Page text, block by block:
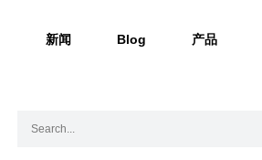
新闻 Blog 产品